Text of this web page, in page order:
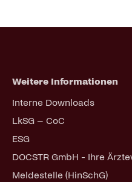
Weitere Informationen
Navigation
Interne Downloads
LkSG – CoC
ESG
DOCSTR GmbH - Ihre
Meldestelle (HinSchG)